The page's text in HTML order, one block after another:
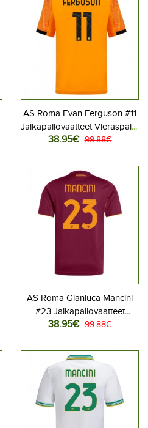
AS Roma Evan Ferguson #11
Jalkapallovaatteet Vieraspaita
2025-26 Lyhythihainen
38.95€ 99.88€
AS Roma Gianluca Mancini
#23 Jalkapallovaatteet
Kotipaita 2025-26
38.95€ 99.88€